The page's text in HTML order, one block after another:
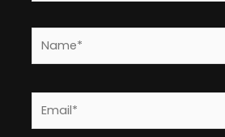
Email*